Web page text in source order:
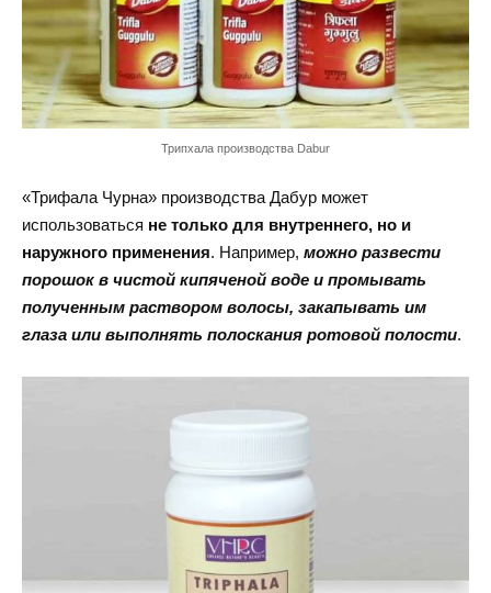
Трипхала производства Dabur
«Трифала Чурна» производства Дабур может
использоваться не только для внутреннего, но и
наружного применения. Например, можно развести
порошок в чистой кипяченой воде и промывать
полученным раствором волосы, закапывать им
глаза или выполнять полоскания ротовой полости.